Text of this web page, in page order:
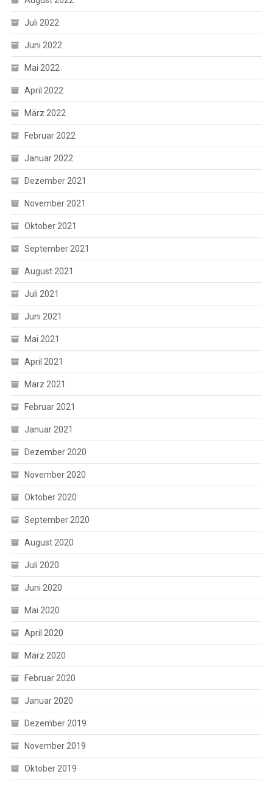
Juli 2022
Juni 2022
Mai 2022
April 2022
März 2022
Februar 2022
Januar 2022
Dezember 2021
November 2021
Oktober 2021
September 2021
August 2021
Juli 2021
Juni 2021
Mai 2021
April 2021
März 2021
Februar 2021
Januar 2021
Dezember 2020
November 2020
Oktober 2020
September 2020
August 2020
Juli 2020
Juni 2020
Mai 2020
April 2020
März 2020
Februar 2020
Januar 2020
Dezember 2019
November 2019
Oktober 2019